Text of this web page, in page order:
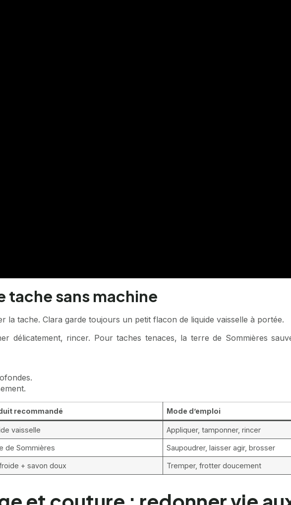
tache sans machine
la tache. Clara garde toujours un petit flacon de liquide vaisselle à portée.
délicatement, rincer. Pour taches tenaces, la terre de Sommières
recommandé Mode d’emploi
vaisselle Appliquer, tamponner, rincer
de Sommières Saupoudrer, laisser agir, brosser
+ savon doux Tremper, frotter doucement